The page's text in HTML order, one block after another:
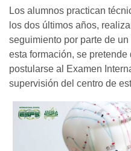
Los alumnos practican
los dos últimos años,
seguimiento por parte de
esta formación, se
postularse al Examen
supervisión del centro de